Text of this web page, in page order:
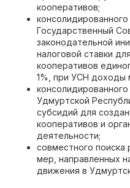
кооперативов;
Государственный
законодательной
налоговой ставки
кооперативов
1%, при УСН доходы
Удмуртской
субсидий для
кооперативов и
деятельности;
совместного поиска
мер, направленных
движения в